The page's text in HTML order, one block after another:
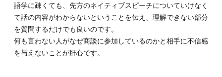
語学に疎くても、先方のネイティブスピーチについていけなく
て話の内容がわからないということを伝え、理解できない部分
を質問するだけでも良いのです。
何も言わない人がなぜ商談に参加しているのかと相手に不信感
を与えないことが肝心です。